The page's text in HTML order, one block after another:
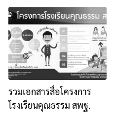
รวมเอกสารสื่อโครงการ
โรงเรียนคุณธรรม สพฐ.